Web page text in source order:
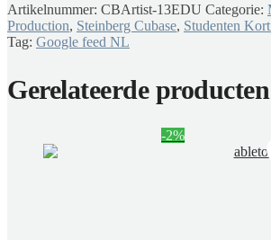
Artikelnummer: CBArtist-13EDU Categorie:
Production, Steinberg Cubase, Studenten
Tag: Google feed NL
Gerelateerde producten
-2%